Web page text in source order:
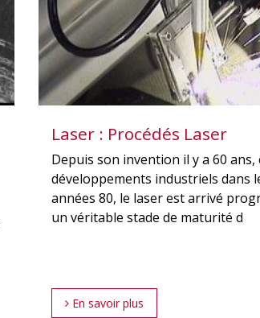
Laser : Procédés Laser
Depuis son invention il y a 60
développements industriels dans
années 80, le laser est arrivé
un véritable stade de maturité d
En savoir plus